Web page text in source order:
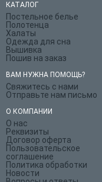
КАТАЛОГ
Постельное белье
Полотенца
Халаты
Одежда для сна
Вышивка
Пошив на заказ
ВАМ НУЖНА ПОМОЩЬ?
Свяжитесь с нами
Отправьте нам письмо
О КОМПАНИИ
О нас
Реквизиты
Договор оферта
Пользовательское
соглашение
Политика обработки
Новости